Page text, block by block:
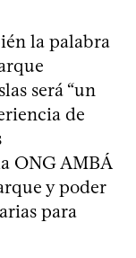
la palabra
será “un
de
ONG AMBÁ
y poder
para